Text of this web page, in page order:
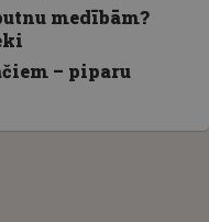
medībām?
– piparu